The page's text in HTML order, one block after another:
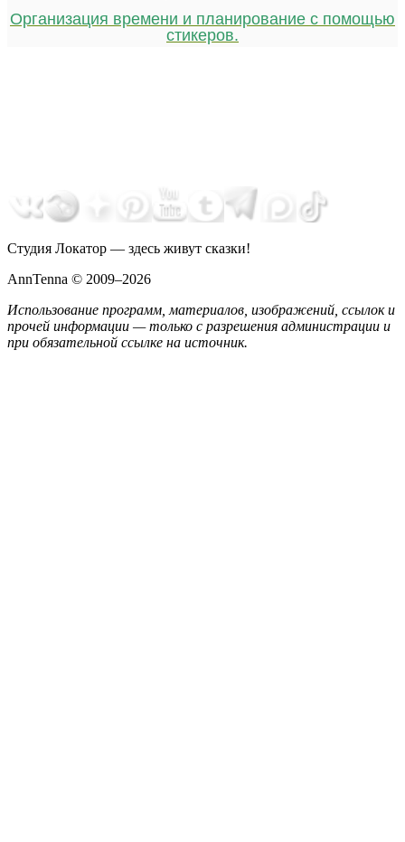
Организация времени и планирование с помощью
стикеров.
Студия Локатор — здесь живут сказки!
AnnTenna © 2009–2026
Использование программ, материалов, изображений, ссылок и
прочей информации — только с разрешения администрации и
при обязательной ссылке на источник.